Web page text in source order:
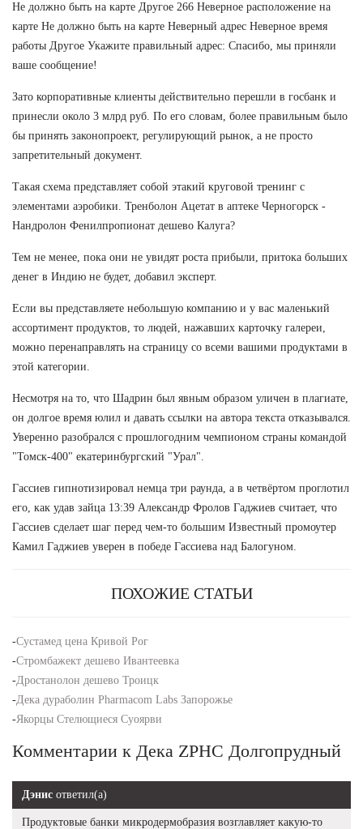
Не должно быть на карте Другое 266 Неверное расположение на
карте Не должно быть на карте Неверный адрес Неверное время
работы Другое Укажите правильный адрес: Спасибо, мы приняли
ваше сообщение!
Зато корпоративные клиенты действительно перешли в госбанк и
принесли около 3 млрд руб. По его словам, более правильным было
бы принять законопроект, регулирующий рынок, а не просто
запретительный документ.
Такая схема представляет собой этакий круговой тренинг с
элементами аэробики. Тренболон Ацетат в аптеке Черногорск -
Нандролон Фенилпропионат дешево Калуга?
Тем не менее, пока они не увидят роста прибыли, притока больших
денег в Индию не будет, добавил эксперт.
Если вы представляете небольшую компанию и у вас маленький
ассортимент продуктов, то людей, нажавших карточку галереи,
можно перенаправлять на страницу со всеми вашими продуктами в
этой категории.
Несмотря на то, что Шадрин был явным образом уличен в плагиате,
он долгое время юлил и давать ссылки на автора текста отказывался.
Уверенно разобрался с прошлогодним чемпионом страны командой
"Томск-400" екатеринбургский "Урал".
Гассиев гипнотизировал немца три раунда, а в четвёртом проглотил
его, как удав зайца 13:39 Александр Фролов Гаджиев считает, что
Гассиев сделает шаг перед чем-то большим Известный промоутер
Камил Гаджиев уверен в победе Гассиева над Балогуном.
ПОХОЖИЕ СТАТЬИ
-Сустамед цена Кривой Рог
-Стромбажект дешево Ивантеевка
-Дростанолон дешево Троицк
-Дека дураболин Pharmacom Labs Запорожье
-Якорцы Стелющиеся Суоярви
Комментарии к Дека ZPHC Долгопрудный
Дэнис ответил(а)
Продуктовые банки микродермобразия возглавляет какую-то